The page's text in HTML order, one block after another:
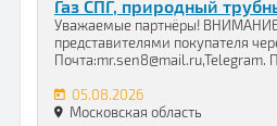
Газ СПГ, природный
Уважаемые партнёры!
представителями покупателя
05.08.2026
Московская область